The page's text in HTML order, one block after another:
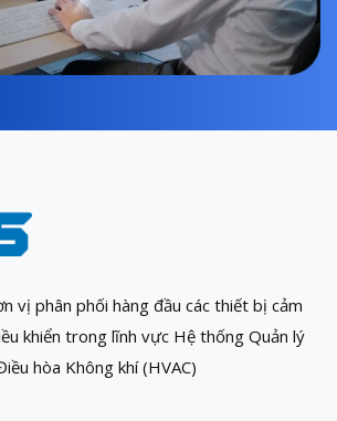
vị phân phối hàng đầu các thiết bị cảm
khiển trong lĩnh vực Hệ thống Quản lý
hòa Không khí (HVAC)